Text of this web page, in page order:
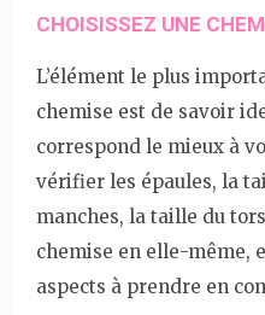
CHOISISSEZ UNE
L’élément le plus
chemise est de savoir
correspond le mieux à
vérifier les épaules, la
manches, la taille du
chemise en elle-même,
aspects à prendre en